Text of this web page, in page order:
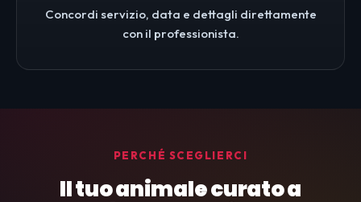
Concordi servizio, data e dettagli direttamente
con il professionista.
PERCHÉ SCEGLIERCI
Il tuo animale curato a